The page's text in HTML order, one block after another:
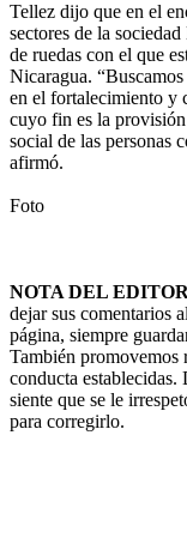
Tellez dijo que en el
sectores de la
de ruedas con el que
Nicaragua.
en el fortalecimiento y
cuyo fin es la
social de las personas
afirmó.
Foto
NOTA DEL
dejar sus comentarios
página, siempre
También promovemos
conducta
siente que se le
para corregirlo.